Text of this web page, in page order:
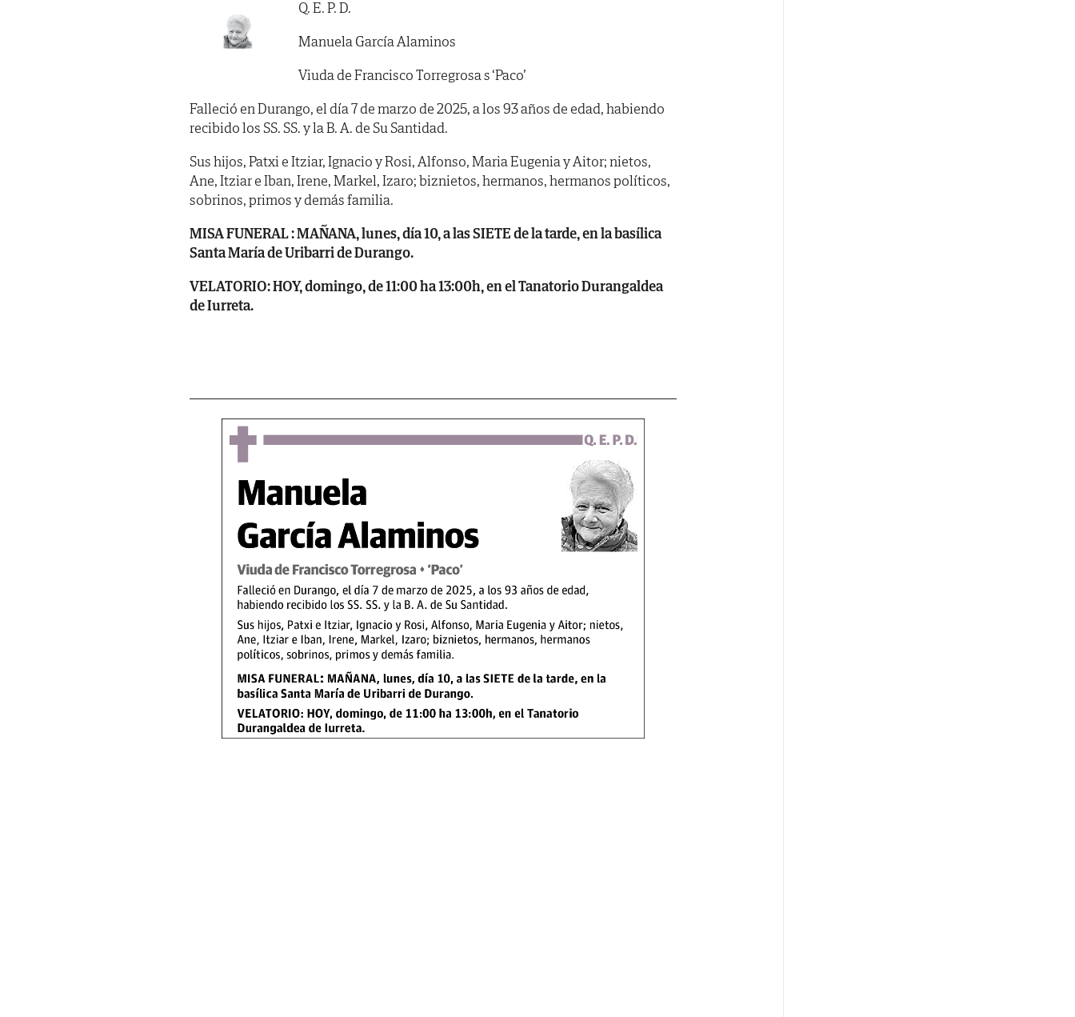
Q. E. P. D.
Manuela García Alaminos
Viuda de Francisco Torregrosa s ‘Paco’
Falleció en Durango, el día 7 de marzo de 2025, a los 93 años de edad, habiendo
recibido los SS. SS. y la B. A. de Su Santidad.
Sus hijos, Patxi e Itziar, Ignacio y Rosi, Alfonso, Maria Eugenia y Aitor; nietos,
Ane, Itziar e Iban, Irene, Markel, Izaro; biznietos, hermanos, hermanos políticos,
sobrinos, primos y demás familia.
MISA FUNERAL : MAÑANA, lunes, día 10, a las SIETE de la tarde, en la basílica
Santa María de Uribarri de Durango.
VELATORIO: HOY, domingo, de 11:00 ha 13:00h, en el Tanatorio Durangaldea
de Iurreta.